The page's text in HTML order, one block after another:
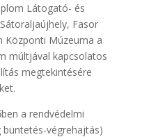
Látogató- és
Fasor
Központi Múzeuma a
múltjával kapcsolatos
megtekintésére
a rendvédelmi
végrehajtás)